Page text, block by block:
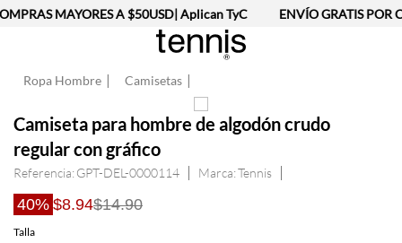
MAYORES A $50USD| Aplican TyC ENVÍO GRATIS POR
Ropa Hombre Camisetas
Camiseta para hombre de algodón crudo
regular con gráfico
Referencia: GPT-DEL-0000114 Tennis
40% $8.94$14.90
Talla